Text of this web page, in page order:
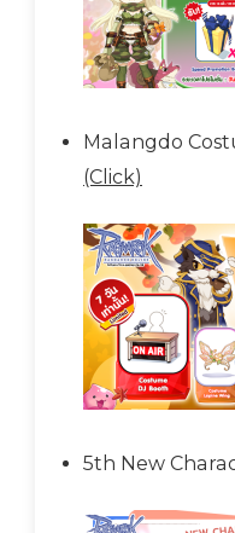
Malangdo
(Click)
5th New